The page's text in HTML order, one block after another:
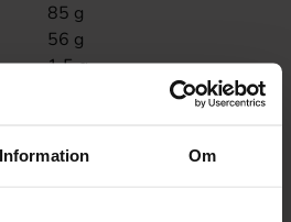
Information Om
85 g
56 g
1,5 g
muutoksia, joten tarkista
pakkauksesta. Jos sinulla on